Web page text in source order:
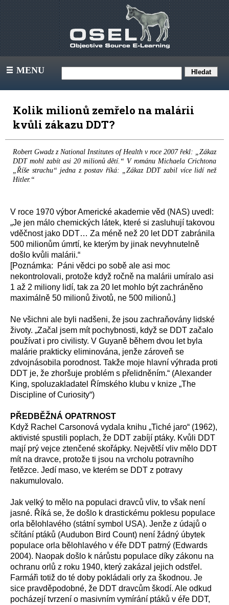
III MENU
Kolik milionů zemřelo na malárii
kvůli zákazu DDT?
Robert Gwadz z National Institutes of Health v roce 2007 řekl: „Zákaz
DDT mohl zabít asi 20 milionů dětí.“ V románu Michaela Crichtona
„Říše strachu“ jedna z postav říká: „Zákaz DDT zabil více lidí než
Hitler.“
V roce 1970 výbor Americké akademie věd (NAS) uvedl:
„Je jen málo chemických látek, které si zasluhují takovou
vděčnost jako DDT… Za méně než 20 let DDT zabránila
500 milionům úmrtí, ke kterým by jinak nevyhnutelně
došlo kvůli malárii.“
[Poznámka: Páni vědci po sobě ale asi moc
nekontrolovali, protože když ročně na malárii umíralo asi
1 až 2 miliony lidí, tak za 20 let mohlo být zachráněno
maximálně 50 milionů životů, ne 500 milionů.]
Ne všichni ale byli nadšeni, že jsou zachraňovány lidské
životy. „Začal jsem mít pochybnosti, když se DDT začalo
používat i pro civilisty. V Guyaně během dvou let byla
malárie prakticky eliminována, jenže zároveň se
zdvojnásobila porodnost. Takže moje hlavní výhrada proti
DDT je, že zhoršuje problém s přelidněním.“ (Alexander
King, spoluzakladatel Římského klubu v knize „The
Discipline of Curiosity“)
PŘEDBĚŽNÁ OPATRNOST
Když Rachel Carsonová vydala knihu „Tiché jaro“ (1962),
aktivisté spustili poplach, že DDT zabíjí ptáky. Kvůli DDT
mají prý vejce ztenčené skořápky. Největší vliv mělo DDT
mít na dravce, protože ti jsou na vrcholu potravního
řetězce. Jedí maso, ve kterém se DDT z potravy
nakumulovalo.
Jak velký to mělo na populaci dravců vliv, to však není
jasné. Říká se, že došlo k drastickému poklesu populace
orla bělohlavého (státní symbol USA). Jenže z údajů o
sčítání ptáků (Audubon Bird Count) není žádný úbytek
populace orla bělohlavého v éře DDT patrný (Edwards
2004). Naopak došlo k nárůstu populace díky zákonu na
ochranu orlů z roku 1940, který zakázal jejich odstřel.
Farmáři totiž do té doby pokládali orly za škodnou. Je
sice pravděpodobné, že DDT dravcům škodí. Ale odkud
pocházejí tvrzení o masivním vymírání ptáků v éře DDT,